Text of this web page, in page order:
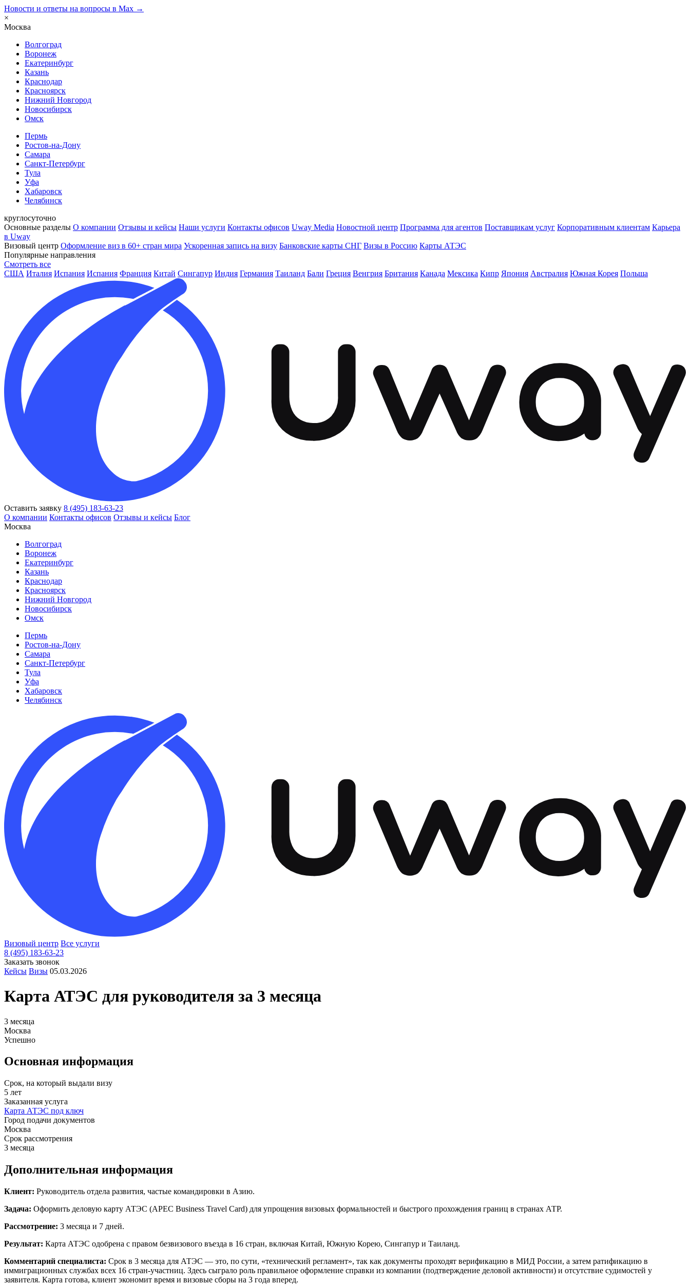
Новости и ответы на вопросы в Max →
×
Москва
Волгоград
Воронеж
Екатеринбург
Казань
Краснодар
Красноярск
Нижний Новгород
Новосибирск
Омск
Пермь
Ростов-на-Дону
Самара
Санкт-Петербург
Тула
Уфа
Хабаровск
Челябинск
круглосуточно
Основные разделы О компании Отзывы и кейсы Наши услуги Контакты офисов Uway Media Новостной центр Программа для агентов Поставщикам услуг Корпоративным клиентам Карьера
в Uway
Визовый центр Оформление виз в 60+ стран мира Ускоренная запись на визу Банковские карты СНГ Визы в Россию Карты АТЭС
Популярные направления
Смотреть все
США Италия Испания Испания Франция Китай Сингапур Индия Германия Таиланд Бали Греция Венгрия Британия Канада Мексика Кипр Япония Австралия Южная Корея Польша
Оставить заявку 8 (495) 183-63-23
О компании Контакты офисов Отзывы и кейсы Блог
Москва
Волгоград
Воронеж
Екатеринбург
Казань
Краснодар
Красноярск
Нижний Новгород
Новосибирск
Омск
Пермь
Ростов-на-Дону
Самара
Санкт-Петербург
Тула
Уфа
Хабаровск
Челябинск
Визовый центр Все услуги
8 (495) 183-63-23
Заказать звонок
Кейсы Визы 05.03.2026
Карта АТЭС для руководителя за 3 месяца
3 месяца
Москва
Успешно
Основная информация
Срок, на который выдали визу
5 лет
Заказанная услуга
Карта АТЭС под ключ
Город подачи документов
Москва
Срок рассмотрения
3 месяца
Дополнительная информация
Клиент: Руководитель отдела развития, частые командировки в Азию.
Задача: Оформить деловую карту АТЭС (APEC Business Travel Card) для упрощения визовых формальностей и быстрого прохождения границ в странах АТР.
Рассмотрение: 3 месяца и 7 дней.
Результат: Карта АТЭС одобрена с правом безвизового въезда в 16 стран, включая Китай, Южную Корею, Сингапур и Таиланд.
Комментарий специалиста: Срок в 3 месяца для АТЭС — это, по сути, «технический регламент», так как документы проходят верификацию в МИД России, а затем ратификацию в
иммиграционных службах всех 16 стран-участниц. Здесь сыграло роль правильное оформление справки из компании (подтверждение деловой активности) и отсутствие судимостей у
заявителя. Карта готова, клиент экономит время и визовые сборы на 3 года вперед.